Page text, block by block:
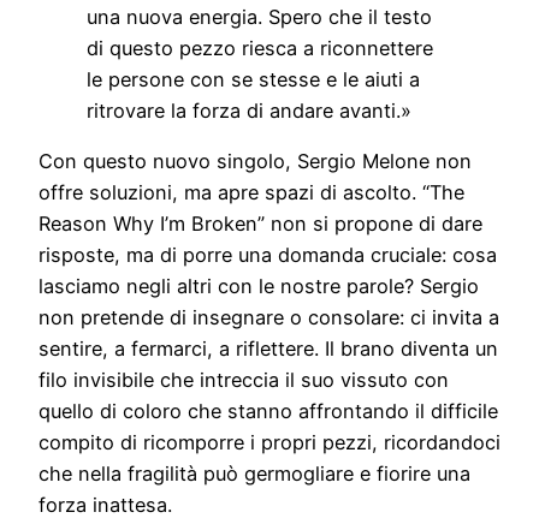
una nuova energia. Spero che il testo
di questo pezzo riesca a riconnettere
le persone con se stesse e le aiuti a
ritrovare la forza di andare avanti.»
Con questo nuovo singolo, Sergio Melone non
offre soluzioni, ma apre spazi di ascolto. “The
Reason Why I’m Broken” non si propone di dare
risposte, ma di porre una domanda cruciale: cosa
lasciamo negli altri con le nostre parole? Sergio
non pretende di insegnare o consolare: ci invita a
sentire, a fermarci, a riflettere. Il brano diventa un
filo invisibile che intreccia il suo vissuto con
quello di coloro che stanno affrontando il difficile
compito di ricomporre i propri pezzi, ricordandoci
che nella fragilità può germogliare e fiorire una
forza inattesa.